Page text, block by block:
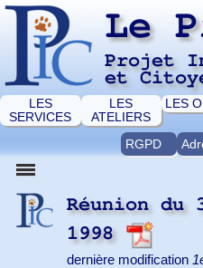
Le
Projet
et
LES
SERVICES
LES
ATELIERS
LES
RGPD
Réunion du
1998
dernière modification